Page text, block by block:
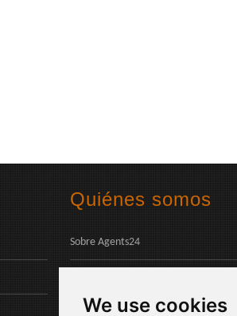
We use cookies
Quiénes somos
Sobre Agents24